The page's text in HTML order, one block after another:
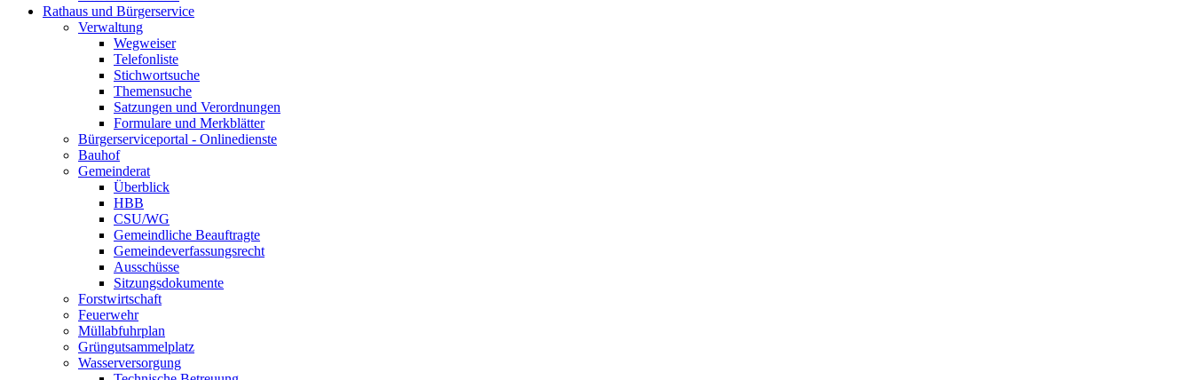
Rathaus und Bürgerservice
Verwaltung
Wegweiser
Telefonliste
Stichwortsuche
Themensuche
Satzungen und Verordnungen
Formulare und Merkblätter
Bürgerserviceportal - Onlinedienste
Bauhof
Gemeinderat
Überblick
HBB
CSU/WG
Gemeindliche Beauftragte
Gemeindeverfassungsrecht
Ausschüsse
Sitzungsdokumente
Forstwirtschaft
Feuerwehr
Müllabfuhrplan
Grüngutsammelplatz
Wasserversorgung